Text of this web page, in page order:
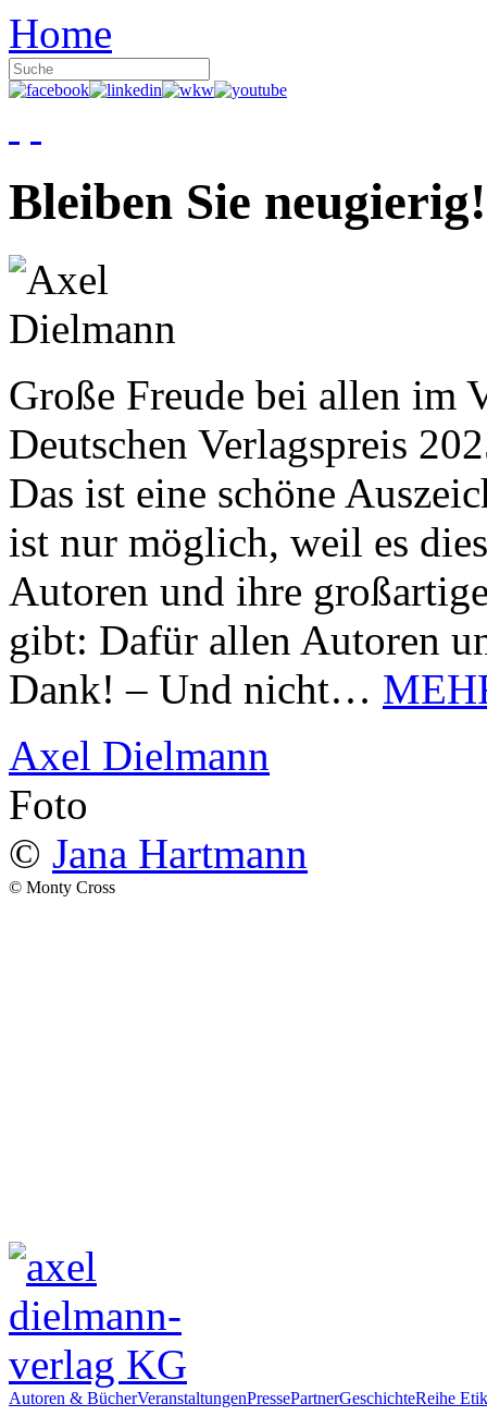
Home
Bleiben Sie neugierig!
Große Freude bei allen im
Deutschen Verlagspreis
Das ist eine schöne
ist nur möglich, weil es
Autoren und ihre
gibt: Dafür allen Autoren
Dank! – Und nicht…
Axel Dielmann
Foto
© Jana Hartmann
© Monty Cross
Autoren & BücherVeranstaltungenPressePartnerGeschichteReihe